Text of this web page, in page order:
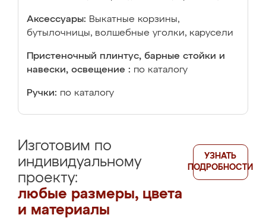
Аксессуары: Выкатные корзины,
бутылочницы, волшебные уголки, карусели
Пристеночный плинтус, барные стойки и
навески, освещение : по каталогу
Ручки: по каталогу
Изготовим по
индивидуальному
проекту:
любые размеры, цвета
и материалы
УЗНАТЬ
ПОДРОБНОСТИ